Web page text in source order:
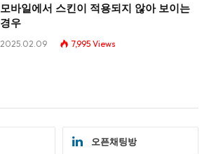
모바일에서 스킨이 적용되지 않아 보이는
경우
2025.02.09 7,995 Views
오픈채팅방